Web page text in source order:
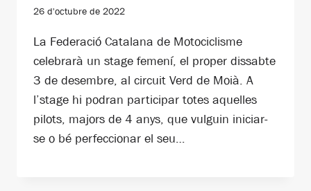
26 d'octubre de 2022
La Federació Catalana de Motociclisme
celebrarà un stage femení, el proper dissabte
3 de desembre, al circuit Verd de Moià. A
l’stage hi podran participar totes aquelles
pilots, majors de 4 anys, que vulguin iniciar-
se o bé perfeccionar el seu…